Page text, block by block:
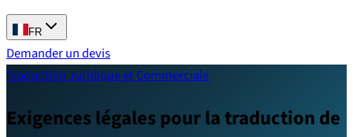
FR
Demander un devis
Traduction Juridique et Commerciale
Exigences légales pour la traduction de